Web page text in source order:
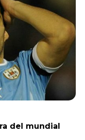
del mundial